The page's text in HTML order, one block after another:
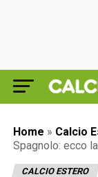
Home » Calcio
Spagnolo: ecco
CALCIO ESTERO